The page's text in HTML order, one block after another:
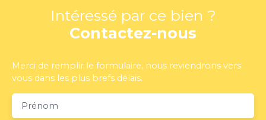
Intéressé par ce bien ?
Contactez-nous
Merci de remplir le formulaire, nous reviendrons vers
vous dans les plus brefs délais.
Prénom